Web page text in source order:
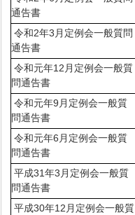
通告書
令和2年3月定例会一般質問
通告書
令和元年12月定例会一般質
問通告書
令和元年9月定例会一般質
問通告書
令和元年6月定例会一般質
問通告書
平成31年3月定例会一般質
問通告書
平成30年12月定例会一般質